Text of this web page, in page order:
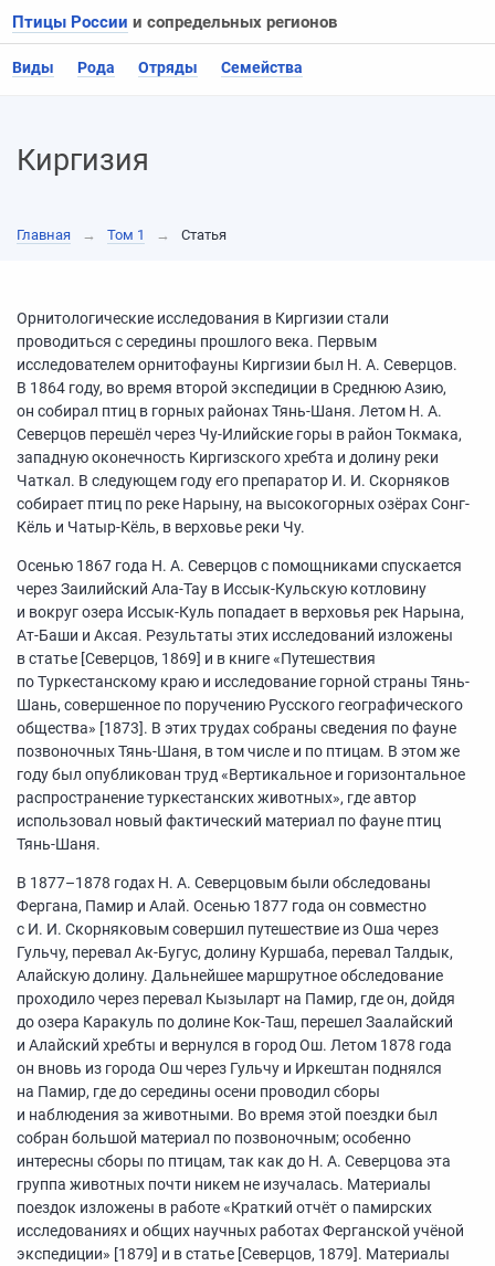
Птицы России и сопредельных регионов
Виды Рода Отряды Семейства
Киргизия
Главная → Том 1 → Статья
Орнитологические исследования в Киргизии стали
проводиться с середины прошлого века. Первым
исследователем орнитофауны Киргизии был Н. А. Северцов.
В 1864 году, во время второй экспедиции в Среднюю Азию,
он собирал птиц в горных районах Тянь-Шаня. Летом Н. А.
Северцов перешёл через Чу-Илийские горы в район Токмака,
западную оконечность Киргизского хребта и долину реки
Чаткал. В следующем году его препаратор И. И. Скорняков
собирает птиц по реке Нарыну, на высокогорных озёрах Сонг-
Кёль и Чатыр-Кёль, в верховье реки Чу.
Осенью 1867 года Н. А. Северцов с помощниками спускается
через Заилийский Ала-Тау в Иссык-Кульскую котловину
и вокруг озера Иссык-Куль попадает в верховья рек Нарына,
Ат-Баши и Аксая. Результаты этих исследований изложены
в статье [Северцов, 1869] и в книге «Путешествия
по Туркестанскому краю и исследование горной страны Тянь-
Шань, совершенное по поручению Русского географического
общества» [1873]. В этих трудах собраны сведения по фауне
позвоночных Тянь-Шаня, в том числе и по птицам. В этом же
году был опубликован труд «Вертикальное и горизонтальное
распространение туркестанских животных», где автор
использовал новый фактический материал по фауне птиц
Тянь-Шаня.
В 1877–1878 годах Н. А. Северцовым были обследованы
Фергана, Памир и Алай. Осенью 1877 года он совместно
с И. И. Скорняковым совершил путешествие из Оша через
Гульчу, перевал Ак-Бугус, долину Куршаба, перевал Талдык,
Алайскую долину. Дальнейшее маршрутное обследование
проходило через перевал Кызыларт на Памир, где он, дойдя
до озера Каракуль по долине Кок-Таш, перешел Заалайский
и Алайский хребты и вернулся в город Ош. Летом 1878 года
он вновь из города Ош через Гульчу и Иркештан поднялся
на Памир, где до середины осени проводил сборы
и наблюдения за животными. Во время этой поездки был
собран большой материал по позвоночным; особенно
интересны сборы по птицам, так как до Н. А. Северцова эта
группа животных почти никем не изучалась. Материалы
поездок изложены в работе «Краткий отчёт о памирских
исследованиях и общих научных работах Ферганской учёной
экспедиции» [1879] и в статье [Северцов, 1879]. Материалы